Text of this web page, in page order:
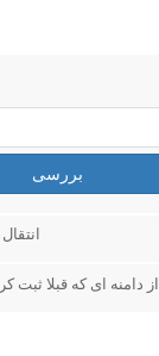
بررسی
از دامنه ای که قبلا ثبت